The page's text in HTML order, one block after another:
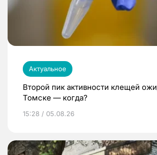
Актуальное
Второй пик активности клещей
Томске — когда?
15:28 / 05.08.26